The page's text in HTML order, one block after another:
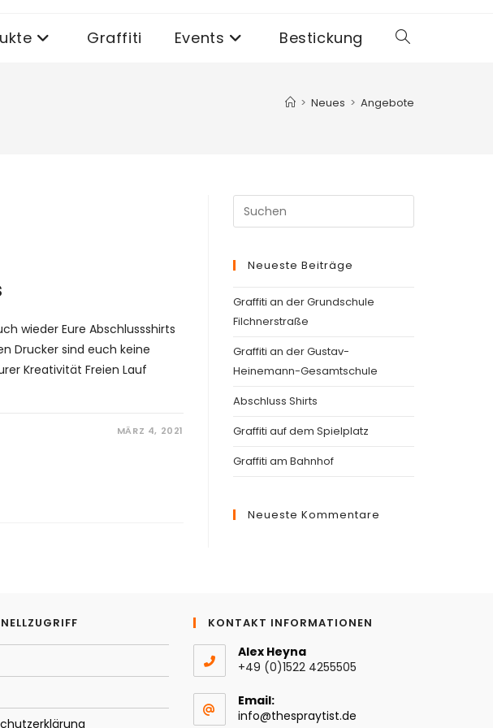
Graffiti Events Bestickung Website-
> Neues > Angebote
wieder Eure Abschlussshirts
Drucker sind euch keine
Kreativität Freien Lauf
MÄRZ 4, 2021
Escape
Neueste Beiträge
Graffiti an der Grundschule
Filchnerstraße
Graffiti an der Gustav-
Heinemann-Gesamtschule
Abschluss Shirts
Graffiti auf dem Spielplatz
Graffiti am Bahnhof
Neueste Kommentare
KONTAKT INFORMATIONEN
Alex Heyna
+49 (0)1522 4255505
Email:
info@thespraytist.deOpens